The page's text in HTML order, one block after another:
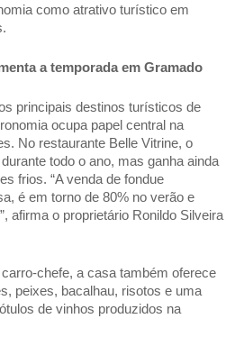
como atrativo turístico em
a temporada em Gramado
principais destinos turísticos de
ocupa papel central na
No restaurante Belle Vitrine, o
todo o ano, mas ganha ainda
frios. “A venda de fondue
é em torno de 80% no verão e
afirma o proprietário Ronildo Silveira
chefe, a casa também oferece
peixes, bacalhau, risotos e uma
de vinhos produzidos na